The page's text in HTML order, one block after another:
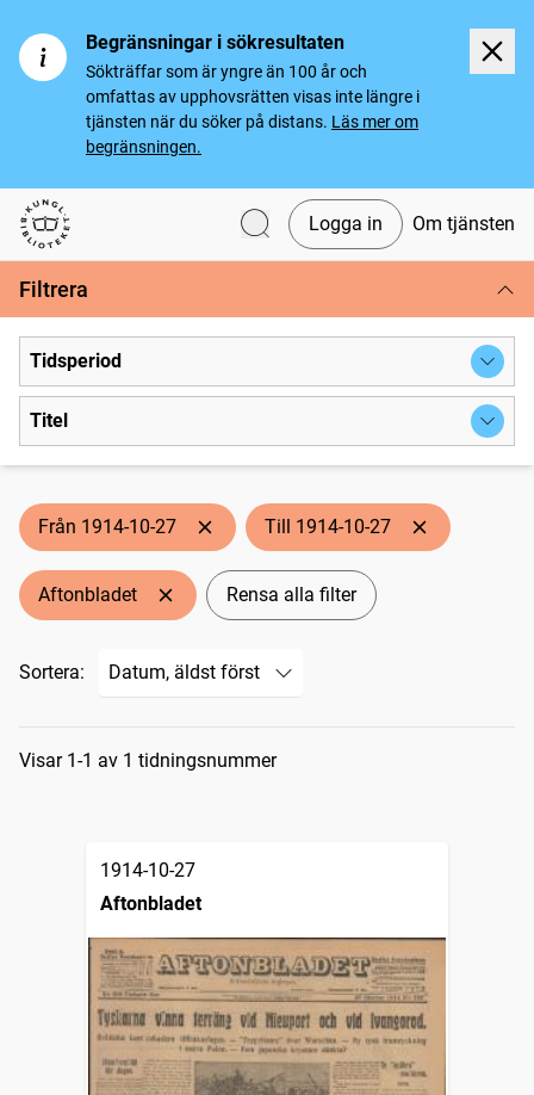
Begränsningar i sökresultaten
Sökträffar som är yngre än 100 år och
omfattas av upphovsrätten visas inte längre i
tjänsten när du söker på distans. Läs mer om
begränsningen.
Svenska tidningar
Logga in Om tjänsten
Filtrera
Tidsperiod
Titel
Från 1914-10-27 Till 1914-10-27
Aftonbladet Rensa alla filter
Sortera:
Sökresultat
Visar 1-1 av 1 tidningsnummer
1914-10-27
Aftonbladet